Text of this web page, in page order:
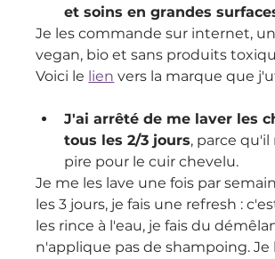
et soins en grandes
Je les commande sur internet,
vegan, bio et sans produits
Voici le lien vers la marque que
J'ai arrêté de me laver les
tous les 2/3 jours, parce qu'il
pire pour le cuir chevelu.
Je me les lave une fois par
les 3 jours, je fais une refresh :
les rince à l'eau, je fais du
n'applique pas de shampoing. Je